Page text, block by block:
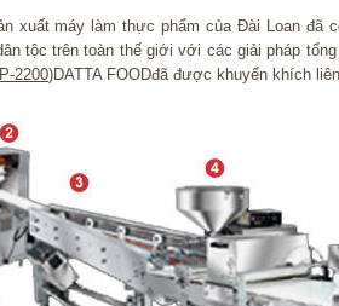
xuất máy làm thực phẩm của Đài Loan đã
tộc trên toàn thế giới với các giải pháp
2200)DATTA FOODđã được khuyến khích